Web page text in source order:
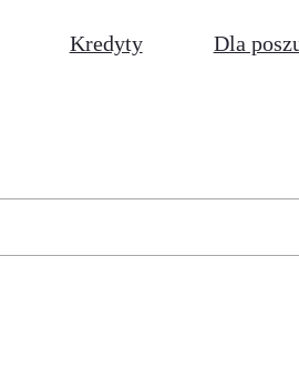
Kredyty Dla